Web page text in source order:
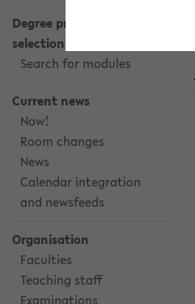
Degree programme
selection
Search for modules
Current news
Now!
Room changes
News
Calendar integration
and newsfeeds
Organisation
Faculties
Teaching staff
Examinations